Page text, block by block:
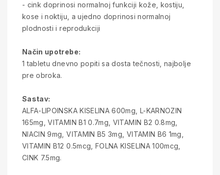
- cink doprinosi normalnoj funkciji kože, kostiju,
kose i noktiju, a ujedno doprinosi normalnoj
plodnosti i reprodukciji
Način upotrebe:
1 tabletu dnevno popiti sa dosta tečnosti, najbolje
pre obroka.
Sastav:
ALFA-LIPOINSKA KISELINA 600mg, L-KARNOZIN
165mg, VITAMIN B1 0.7mg, VITAMIN B2 0.8mg,
NIACIN 9mg, VITAMIN B5 3mg, VITAMIN B6 1mg,
VITAMIN B12 0.5mcg, FOLNA KISELINA 100mcg,
CINK 7.5mg.